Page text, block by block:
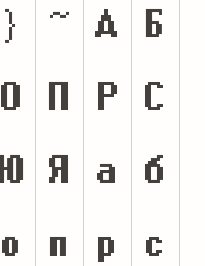
} ~ А Б
О Р С
Ю Я а б
о п р с